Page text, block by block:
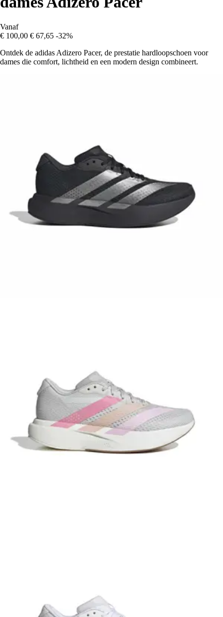
Vanaf
€ 100,00 € 67,65 -32%
Ontdek de adidas Adizero Pacer, de prestatie hardloopschoen voor
dames die comfort, lichtheid en een modern design combineert.